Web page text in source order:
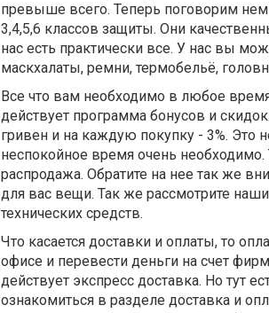
превыше всего. Теперь поговорим
3,4,5,6 классов защиты. Они
нас есть практически все. У нас вы
маскхалаты, ремни, термобельё,
Все что вам необходимо в любое
действует программа бонусов и
гривен и на каждую покупку - 3%. Это
неспокойное время очень необходимо.
распродажа. Обратите на нее так же
для вас вещи. Так же рассмотрите
технических средств.
Что касается доставки и оплаты, то
офисе и перевести деньги на счет
действует экспресс доставка. Но тут
ознакомиться в разделе доставка и